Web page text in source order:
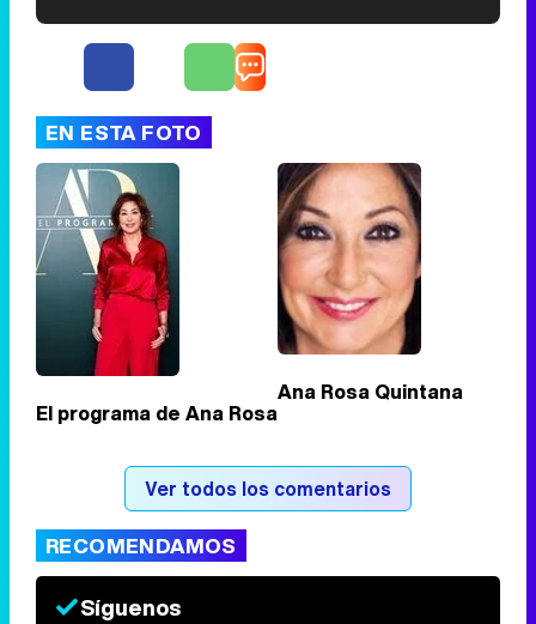
EN ESTA FOTO
El programa de Ana Rosa
Ana Rosa Quintana
Ver todos los comentarios
RECOMENDAMOS
Síguenos